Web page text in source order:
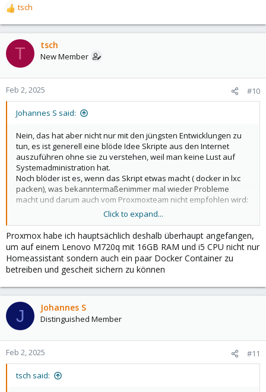
R
e
a
c
t
o
n
tsch
T tsch
New Member
Feb 2, 2025 #10
Johannes S said:
Nein, das hat aber nicht nur mit den jüngsten Entwicklungen zu
tun, es ist generell eine blöde Idee Skripte aus den Internet
auszuführen ohne sie zu verstehen, weil man keine Lust auf
Systemadministration hat.
Noch blöder ist es, wenn das Skript etwas macht ( docker in lxc
packen), was bekanntermaßenimmer mal wieder Probleme
macht und darum auch vom Proxmoxteam nicht empfohlen wird:
Also: Debian-VM aufsetzen und darin dann mit docker +
portainer o.ä. weitermachen.
Ganz grundsätzlich würde ich auch hinterfragen wollen, ob
ProxmoxVE plus Helperskripte das Mittel der Wahl sind, wenn
man eigentlich nur ein paar Dienste auf Dockerbasis betreiben
will. Unraid, OpenMediaVault o.ä. NAS-Systeme Mut Docker-
Support dürften deutlich wartungsärmer mit geringerer
Lernkurve sein
Click to expand...
Proxmox habe ich hauptsächlich deshalb überhaupt angefangen,
um auf einem Lenovo M720q mit 16GB RAM und i5 CPU nicht nur
Homeassistant sondern auch ein paar Docker Container zu
betreiben und gescheit sichern zu können
J Johannes S
Distinguished Member
Feb 2, 2025 #11
tsch said: